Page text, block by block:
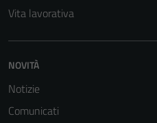
Vita lavorativa
NOVITÀ
Notizie
Comunicati